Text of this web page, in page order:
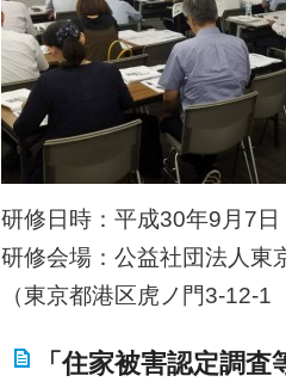
研修日時：平成30年9月7
研修会場：公益社団法人東
（東京都港区虎ノ門3-12-
「住家被害認定調